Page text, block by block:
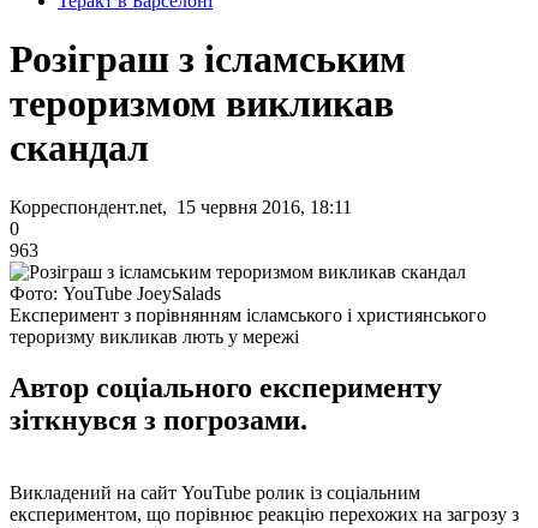
Розіграш з ісламським
тероризмом викликав
скандал
Корреспондент.net, 15 червня 2016, 18:11
0
963
Фото: YouTube JoeySalads
Експеримент з порівнянням ісламського і християнського
тероризму викликав лють у мережі
Автор соціального експерименту
зіткнувся з погрозами.
Викладений на сайт YouTube ролик із соціальним
експериментом, що порівнює реакцію перехожих на загрозу з